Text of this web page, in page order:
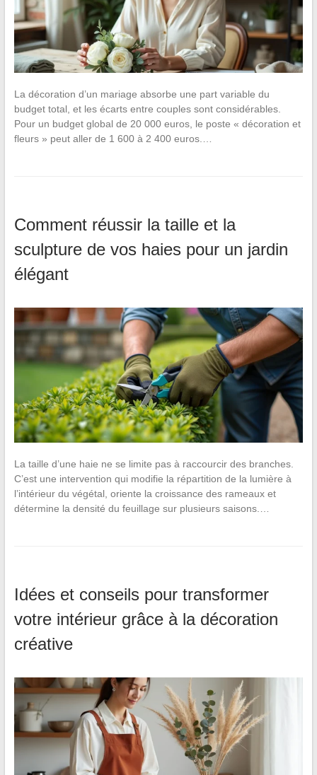
La décoration d’un mariage absorbe une part variable du
budget total, et les écarts entre couples sont considérables.
Pour un budget global de 20 000 euros, le poste « décoration et
fleurs » peut aller de 1 600 à 2 400 euros.…
Comment réussir la taille et la
sculpture de vos haies pour un jardin
élégant
La taille d’une haie ne se limite pas à raccourcir des branches.
C’est une intervention qui modifie la répartition de la lumière à
l’intérieur du végétal, oriente la croissance des rameaux et
détermine la densité du feuillage sur plusieurs saisons.…
Idées et conseils pour transformer
votre intérieur grâce à la décoration
créative